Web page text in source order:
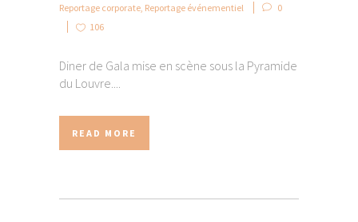
Reportage corporate Reportage événementiel
0
106
Diner de Gala mise en scène sous la Pyramide
du Louvre....
READ MORE